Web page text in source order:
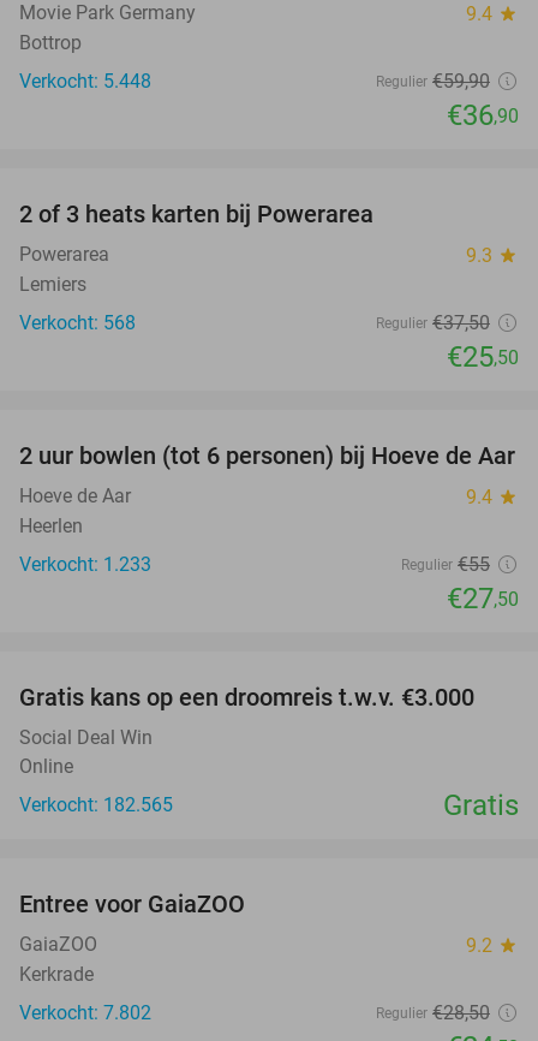
Movie Park Germany 9.4 star
Bottrop
Verkocht: 5.448
Regulier €59,90
€36,90
2 of 3 heats karten bij Powerarea
Powerarea 9.3 star
Lemiers
Verkocht: 568
Regulier €37,50
€25,50
50%
2 uur bowlen (tot 6 personen) bij Hoeve de Aar
Hoeve de Aar 9.4 star
Heerlen
Verkocht: 1.233
Regulier €55
€27,50
Gratis kans op een droomreis t.w.v. €3.000
Social Deal Win
Online
Verkocht: 182.565
Gratis
Entree voor GaiaZOO
GaiaZOO 9.2 star
Kerkrade
Verkocht: 7.802
Regulier €28,50